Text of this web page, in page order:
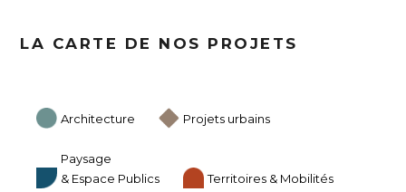
LA CARTE DE NOS PROJETS
Architecture Projets urbains
Paysage
& Espace Publics
Territoires & Mobilités